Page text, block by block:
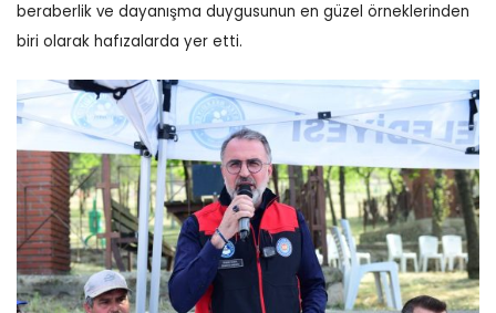
beraberlik ve dayanışma duygusunun en güzel örneklerinden
biri olarak hafızalarda yer etti.